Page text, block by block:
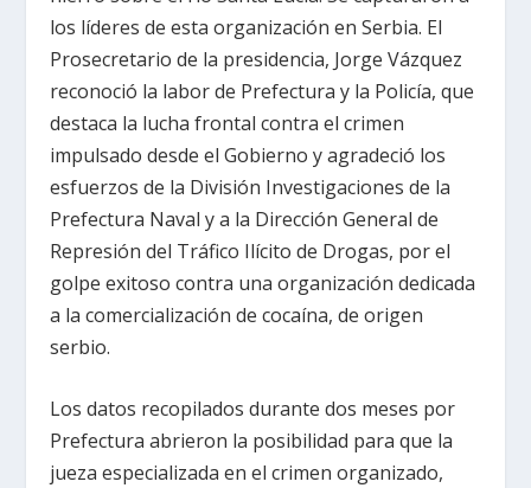
los líderes de esta organización en Serbia. El
Prosecretario de la presidencia, Jorge Vázquez
reconoció la labor de Prefectura y la Policía, que
destaca la lucha frontal contra el crimen
impulsado desde el Gobierno y agradeció los
esfuerzos de la División Investigaciones de la
Prefectura Naval y a la Dirección General de
Represión del Tráfico Ilícito de Drogas, por el
golpe exitoso contra una organización dedicada
a la comercialización de cocaína, de origen
serbio.
Los datos recopilados durante dos meses por
Prefectura abrieron la posibilidad para que la
jueza especializada en el crimen organizado,